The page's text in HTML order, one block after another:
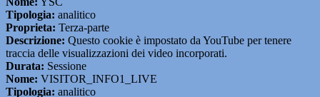
Tipologia: analitico
Proprieta: Terza-parte
Descrizione: Questo cookie è impostato da YouTube per tenere
traccia delle visualizzazioni dei video incorporati.
Durata: Sessione
Nome: VISITOR_INFO1_LIVE
Tipologia: analitico